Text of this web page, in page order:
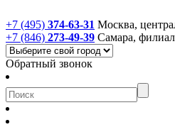
+7 (495) 374-63-31 Москва,
+7 (846) 273-49-39 Самара,
Обратный звонок